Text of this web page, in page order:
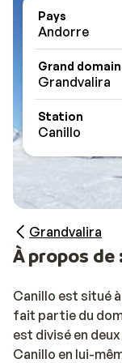
Pays
Andorre
Grand
Grandvalira
Station
Canillo
Grandvalira
À propos de
Canillo est situé
fait partie du
est divisé en
Canillo en lui-